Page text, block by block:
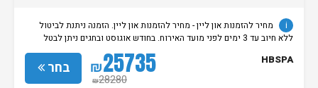
i
מחיר להזמנות און ליין - מחיר להזמנות און ליין. הזמנה ניתנת לביטול
ללא חיוב עד 3 ימים לפני מועד האירוח. בחודש אוגוסט ובחגים ניתן לבטל
בחר ₪25735
₪28280
HBSPA